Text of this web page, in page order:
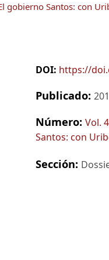
gobierno Santos: con
DOI: https://
Publicado:
Número: Vol.
Santos: con
Sección: